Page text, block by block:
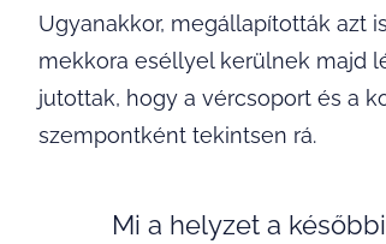
Ugyanakkor, megállapították azt
mekkora eséllyel kerülnek majd
jutottak, hogy a vércsoport és a
szempontként tekintsen rá.
Mi a helyzet a